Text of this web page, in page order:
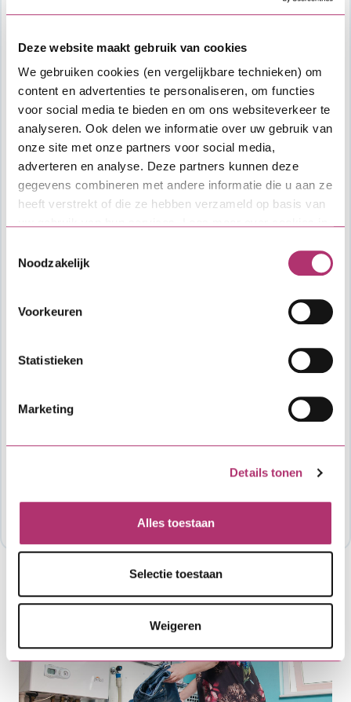
Deze website maakt gebruik van cookies
We gebruiken cookies (en vergelijkbare technieken) om
content en advertenties te personaliseren, om functies
voor social media te bieden en om ons websiteverkeer te
analyseren. Ook delen we informatie over uw gebruik van
onze site met onze partners voor social media,
adverteren en analyse. Deze partners kunnen deze
gegevens combineren met andere informatie die u aan ze
heeft verstrekt of die ze hebben verzameld op basis van
Noodzakelijk
Voorkeuren
Statistieken
Marketing
Details tonen
Alles toestaan
Selectie toestaan
Weigeren
Bekijk de actuele Algemene bepalingen Hypothecair krediet (met Combinatielening)
dienstverlening in de vergelijkingskaart
Kosten
Afsluitkosten SVn Maatwerklening: €
1.100,-.
Deze kosten worden ingehouden op de
hoofdsom van de SVn Maatwerklening.
Hertoetskosten voor de SVn
Maatwerklening: € 155,-
financieel advies, taxatie en notaris zijn
Vragen?
aanvraagproces of de lening, dan kun je
specifieke voorwaarden van de verordening
beschikbaar is voor deze lening, neem dan
mogelijk maakt. Meestal is dat je gemeente of
provincie: Energieloket Achterhoek (0314)
820 360, info@energieloketachterhoek.nl.